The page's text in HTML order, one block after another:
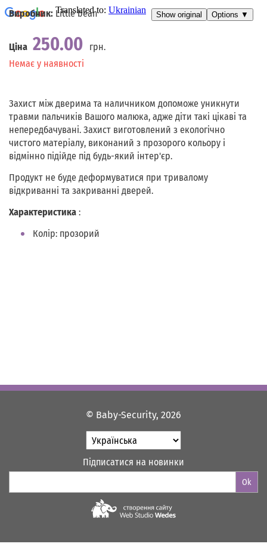
Виробник: Little bean
Ціна 250.00
грн.
Наявність
Немає у наявності
Захист між дверима та наличником допоможе уникнути
травми пальчиків Вашого малюка, адже діти такі цікаві та
непередбачувані. Захист виготовлений з екологічно
чистого матеріалу, виконаний з прозорого кольору і
відмінно підійде під будь-який інтер'єр.
Продукт не буде деформуватися при тривалому
відкриванні та закриванні дверей.
Характеристика :
Колір: прозорий
© Baby-Security, 2026
Підписатися на новинки
Ok